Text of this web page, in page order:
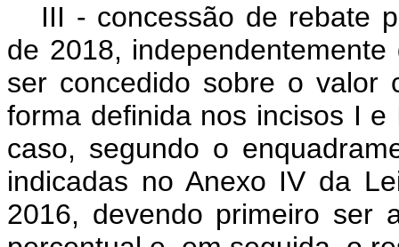
III - concessão de rebate
de 2018,
ser concedido sobre o valor
forma definida nos incisos I
caso, segundo o
indicadas no Anexo IV da
2016, devendo primeiro ser